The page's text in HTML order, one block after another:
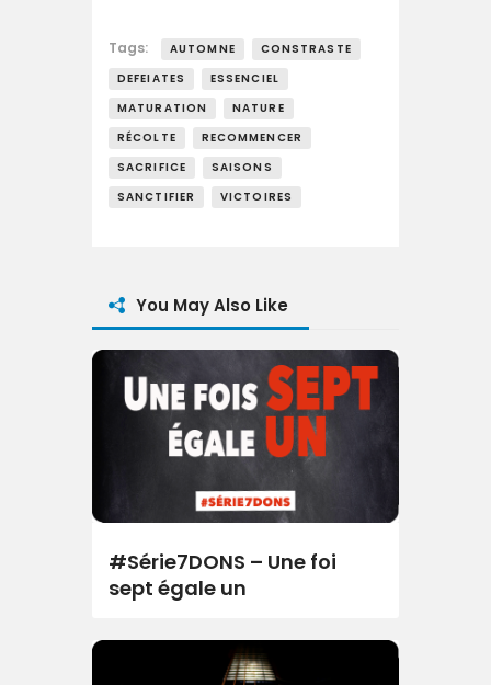
Tags: AUTOMNE
CONSTRASTE
DEFEIATES
ESSENCIEL
MATURATION
NATURE
RÉCOLTE
RECOMMENCER
SACRIFICE
SAISONS
SANCTIFIER
VICTOIRES
You May Also Like
#Série7DONS – Une foi
sept égale un